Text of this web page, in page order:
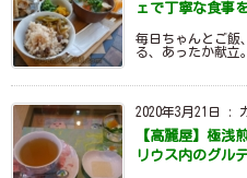
ェで丁寧な食事
毎日ちゃんとご飯
る、あったか献
2020年3月21日 :
【高麗屋】極浅
リウス内のグル